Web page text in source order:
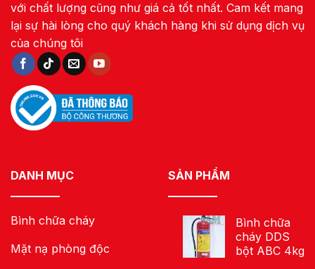
với chất lượng cũng như giá cả tốt nhất. Cam kết mang
lại sự hài lòng cho quý khách hàng khi sử dụng dịch vụ
của chúng tôi
DANH MỤC
Bình chữa cháy
Mặt nạ phòng độc
SẢN PHẨM
Bình chữa
cháy DDS
bột ABC 4kg